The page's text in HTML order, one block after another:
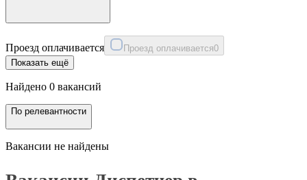
Проезд оплачивается Проезд оплачивается0
Показать ещё
Найдено 0 вакансий
По релевантности
Вакансии не найдены